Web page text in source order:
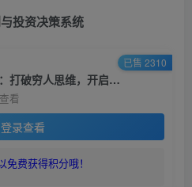
投资决策系统
《有钱人和你想的不一样》：打破穷人思维，开启财富自由之门
看
登录查看
费获得积分哦！
已售 2310